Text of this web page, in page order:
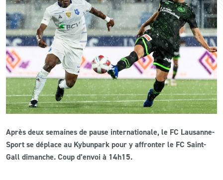
BUSINESS
RESTAURATION
CLUB
CONTACT
ACTUALITÉS
LS E-SHOP
L’APP DU LS
Après deux semaines de pause internationale, le FC Lausanne-
Sport se déplace au Kybunpark pour y affronter le FC Saint-
Gall dimanche. Coup d’envoi à 14h15.